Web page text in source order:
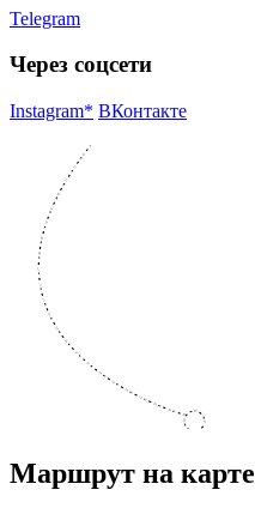
Telegram
Через соцсети
Instagram* ВКонтакте
Маршрут на карте